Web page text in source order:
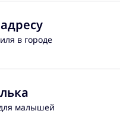
в городе
малышей